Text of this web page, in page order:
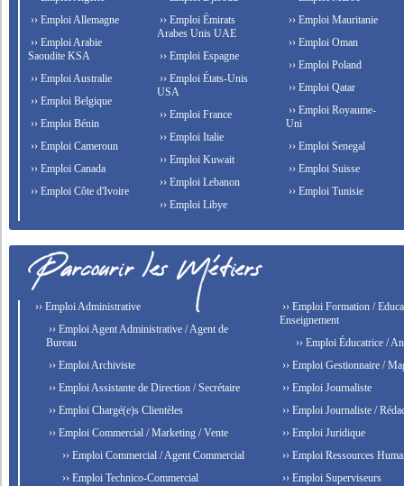
›› Emploi Allemagne
›› Emploi Arabie
Saoudite KSA
›› Emploi Australie
›› Emploi Belgique
›› Emploi Bénin
›› Emploi Cameroun
›› Emploi Canada
›› Emploi Côte d'Ivoire
›› Emploi Émirats
Arabes Unis UAE
›› Emploi Espagne
›› Emploi États-Unis
USA
›› Emploi France
›› Emploi Italie
›› Emploi Kuwait
›› Emploi Lebanon
›› Emploi Libye
›› Emploi Mauritanie
›› Emploi Oman
›› Emploi Poland
›› Emploi Qatar
›› Emploi Royaume-
Uni
›› Emploi Senegal
›› Emploi Suisse
›› Emploi Tunisie
›› Emploi Administrative
›› Emploi Agent Administrative / Agent de
Bureau
›› Emploi Archiviste
›› Emploi Assistante de Direction / Secrétaire
›› Emploi Chargé(e)s Clientèles
›› Emploi Commercial / Marketing / Vente
›› Emploi Commercial / Agent Commercial
›› Emploi Technico-Commercial
›› Emploi Formation /
Enseignement
›› Emploi Éducatrice /
›› Emploi Gestionnaire /
›› Emploi Journaliste
›› Emploi Journaliste /
›› Emploi Juridique
›› Emploi Ressources
›› Emploi Superviseurs